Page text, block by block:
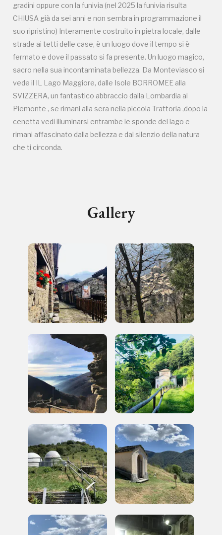
gradini oppure con la funivia (nel 2025 la funivia risulta
CHIUSA già da sei anni e non sembra in programmazione il
suo ripristino) Interamente costruito in pietra locale, dalle
strade ai tetti delle case, è un luogo dove il tempo si è
fermato e dove il passato si fa presente. Un luogo magico,
sacro nella sua incontaminata bellezza. Da Monteviasco si
vede il IL Lago Maggiore, dalle Isole BORROMEE alla
SVIZZERA, un fantastico abbraccio dalla Lombardia al
Piemonte , se rimani alla sera nella piccola Trattoria ,dopo la
cenetta vedi illuminarsi entrambe le sponde del lago e
rimani affascinato dalla bellezza e dal silenzio della natura
che ti circonda.
Gallery
Campagne in corso in questo
luogo
Storico campagne in questo
luogo
I Luoghi del Cuore
2003, 2006, 2010, 2012, 2014, 2016, 2018, 2020, 2022
Registrati alla newsletter
Accedi alle informazioni per te più interessanti,
a quelle inerenti i luoghi più vicini e gli eventi
organizzati
REGISTRATI